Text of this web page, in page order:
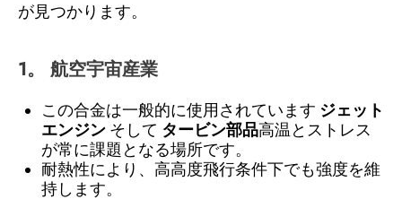
が見つかります。
1。 航空宇宙産業
この合金は一般的に使用されています ジェット
エンジン そして タービン部品高温とストレス
が常に課題となる場所です。
耐熱性により、高高度飛行条件下でも強度を維
持します。